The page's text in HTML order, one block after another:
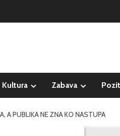
Kultura Zabava
A PUBLIKA NE ZNA KO NASTUPA